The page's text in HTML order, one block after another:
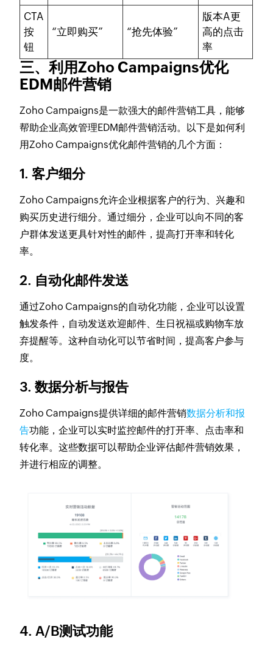
CTA
按
钮
“立即购买” “抢先体验”
版本A更
高的点击
率
三、利用Zoho Campaigns优化
EDM邮件营销
Zoho Campaigns是一款强大的邮件营销工具，能够
帮助企业高效管理EDM邮件营销活动。以下是如何利
用Zoho Campaigns优化邮件营销的几个方面：
1. 客户细分
Zoho Campaigns允许企业根据客户的行为、兴趣和
购买历史进行细分。通过细分，企业可以向不同的客
户群体发送更具针对性的邮件，提高打开率和转化
率。
2. 自动化邮件发送
通过Zoho Campaigns的自动化功能，企业可以设置
触发条件，自动发送欢迎邮件、生日祝福或购物车放
弃提醒等。这种自动化可以节省时间，提高客户参与
度。
3. 数据分析与报告
Zoho Campaigns提供详细的邮件营销数据分析和报
告功能，企业可以实时监控邮件的打开率、点击率和
转化率。这些数据可以帮助企业评估邮件营销效果，
并进行相应的调整。
4. A/B测试功能